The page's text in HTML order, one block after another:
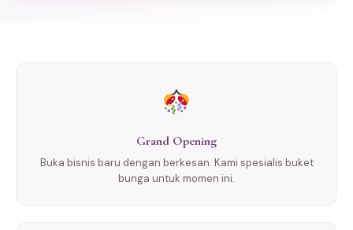
Grand Opening
Buka bisnis baru dengan berkesan. Kami spesialis buket
bunga untuk momen ini.